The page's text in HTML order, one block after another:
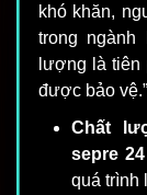
khó khăn,
trong ngành
lượng là tiên
được bảo vệ.”
Chất
sepre 24
quá trình